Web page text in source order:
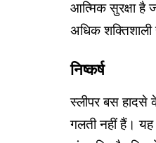
आत्मिक सुरक्षा है
अधिक शक्तिशाली
निष्कर्ष
स्लीपर बस हादसे
गलती नहीं हैं। यह